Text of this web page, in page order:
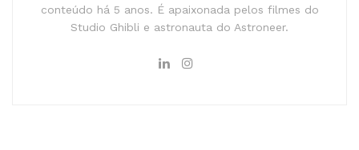
conteúdo há 5 anos. É apaixonada pelos filmes do
Studio Ghibli e astronauta do Astroneer.